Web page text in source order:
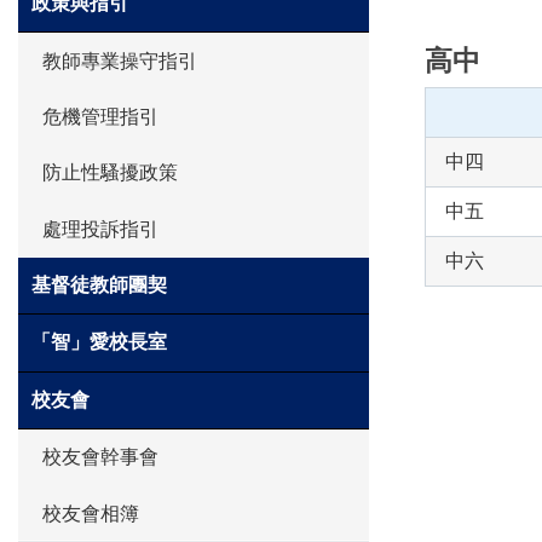
教師專業操守指引
危機管理指引
防止性騷擾政策
處理投訴指引
基督徒教師團契
「智」愛校長室
校友會
校友會幹事會
校友會相簿
高中
中四
中五
中六